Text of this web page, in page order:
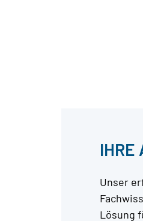
IHRE
Unser
Lösung